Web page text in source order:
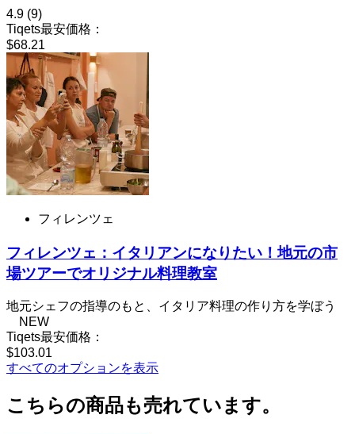
4.9 (9)
Tiqets最安価格：
$68.21
フィレンツェ
フィレンツェ：イタリアンになりたい！地元の市
場ツアーでオリジナル料理教室
地元シェフの指導のもと、イタリア料理の作り方を学ぼう
NEW
Tiqets最安価格：
$103.01
すべてのオプションを表示
こちらの商品も売れています。